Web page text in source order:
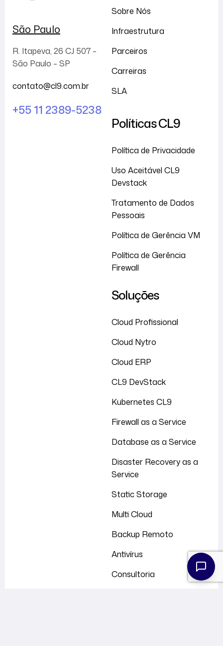
São Paulo
R. Itapeva, 26 CJ 507 –
São Paulo – SP
contato@cl9.com.br
+55 11 2389-5238
Sobre Nós
Infraestrutura
Parceiros
Carreiras
SLA
Políticas CL9
Política de Privacidade
Uso Aceitável CL9
Devstack
Tratamento de Dados
Pessoais
Política de Gerência VM
Política de Gerência
Firewall
Soluções
Cloud Profissional
Cloud Nytro
Cloud ERP
CL9 DevStack
Kubernetes CL9
Firewall as a Service
Database as a Service
Disaster Recovery as a
Service
Static Storage
Multi Cloud
Backup Remoto
Antivírus
Consultoria